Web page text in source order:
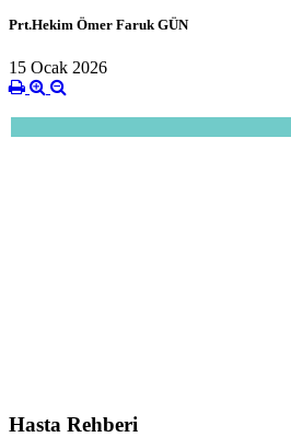
Prt.Hekim Ömer Faruk GÜN
15 Ocak 2026
Hasta Rehberi